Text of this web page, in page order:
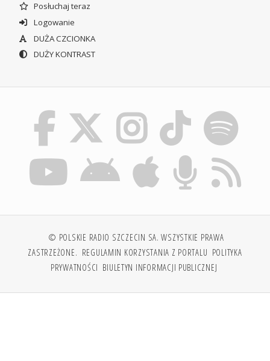
Posłuchaj teraz
Logowanie
DUŻA CZCIONKA
DUŻY KONTRAST
© POLSKIE RADIO SZCZECIN SA. WSZYSTKIE PRAWA
ZASTRZEŻONE. REGULAMIN KORZYSTANIA Z PORTALU POLITYKA
PRYWATNOŚCI BIULETYN INFORMACJI PUBLICZNEJ